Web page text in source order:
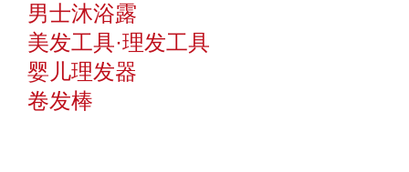
男士沐浴露
美发工具·理发工具
婴儿理发器
卷发棒